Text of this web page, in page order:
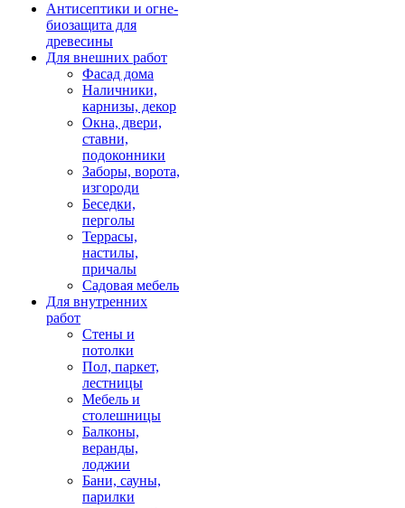
Антисептики и огне-
биозащита для
древесины
Для внешних работ
Фасад дома
Наличники,
карнизы, декор
Окна, двери,
ставни,
подоконники
Заборы, ворота,
изгороди
Беседки,
перголы
Террасы,
настилы,
причалы
Садовая мебель
Для внутренних
работ
Стены и
потолки
Пол, паркет,
лестницы
Мебель и
столешницы
Балконы,
веранды,
лоджии
Бани, сауны,
парилки